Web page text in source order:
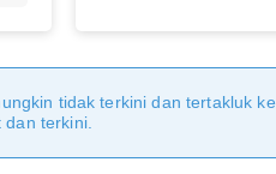
tidak terkini dan tertakluk
terkini.